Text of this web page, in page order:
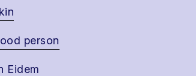
person
Eidem